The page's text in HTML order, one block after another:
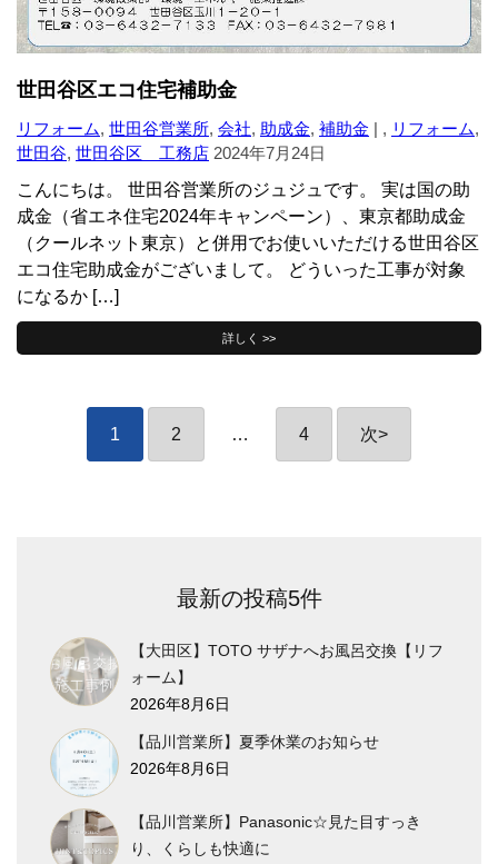
世田谷区エコ住宅補助金
リフォーム, 世田谷営業所, 会社, 助成金, 補助金 | , リフォーム,
世田谷, 世田谷区 工務店 2024年7月24日
こんにちは。 世田谷営業所のジュジュです。 実は国の助
成金（省エネ住宅2024年キャンペーン）、東京都助成金
（クールネット東京）と併用でお使いいただける世田谷区
エコ住宅助成金がございまして。 どういった工事が対象
になるか […]
詳しく >>
1 2 … 4 次>
最新の投稿5件
【大田区】TOTO サザナへお風呂交換【リフ
ォーム】
2026年8月6日
【品川営業所】夏季休業のお知らせ
2026年8月6日
【品川営業所】Panasonic☆見た目すっき
り、くらしも快適に